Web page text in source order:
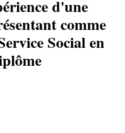
d'une
comme
Social en